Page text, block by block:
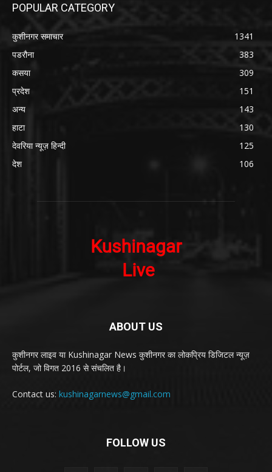
POPULAR CATEGORY
कुशीनगर समाचार
1341
पडरौना
383
कसया
309
प्रदेश
151
अन्य
143
हाटा
130
देवरिया न्यूज़ हिन्दी
125
देश
106
ABOUT US
कुशीनगर लाइव या Kushinagar News कुशीनगर का लोकप्रिय डिजिटल न्यूज़
पोर्टल, जो विगत 2016 से संचलित है।
Contact us: kushinagarnews@gmail.com
FOLLOW US